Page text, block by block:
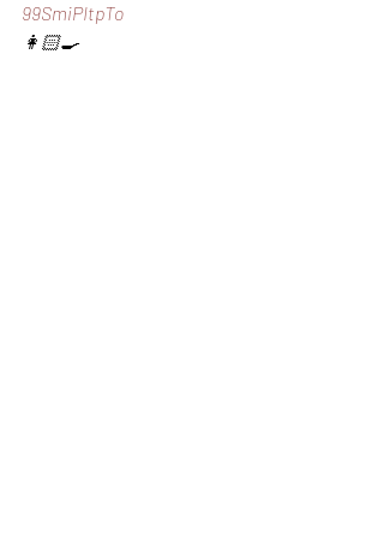
99SmiPItpTo
👩🏻‍🍳